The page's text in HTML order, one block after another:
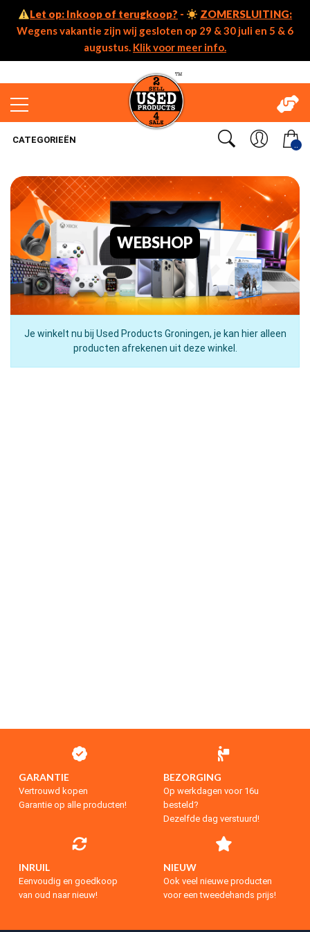
Let op: Inkoop of terugkoop? -
ZOMERSLUITING:
Wegens vakantie zijn wij gesloten op 29 & 30 juli en 5 & 6
augustus. Klik voor meer info.
..
CATEGORIEËN
WEBSHOP
Je winkelt nu bij Used Products Groningen, je kan hier alleen
producten afrekenen uit deze winkel.
GARANTIE
Vertrouwd kopen
Garantie op alle producten!
BEZORGING
Op werkdagen voor 16u
besteld?
Dezelfde dag verstuurd!
INRUIL
Eenvoudig en goedkoop
van oud naar nieuw!
NIEUW
Ook veel nieuwe producten
voor een tweedehands prijs!